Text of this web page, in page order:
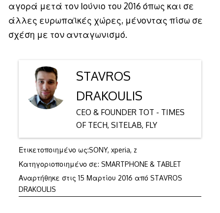
αγορά μετά τον Ιούνιο του 2016 όπως και σε
άλλες ευρωπαϊκές χώρες, μένοντας πίσω σε
σχέση με τον ανταγωνισμό.
STAVROS
DRAKOULIS
CEO & FOUNDER TOT - TIMES
OF TECH, SITELAB, FLY
Ετικετοποιημένο ως:SONY, xperia, z
Κατηγοριοποιημένο σε: SMARTPHONE & TABLET
Αναρτήθηκε στις 15 Μαρτίου 2016 από STAVROS
DRAKOULIS